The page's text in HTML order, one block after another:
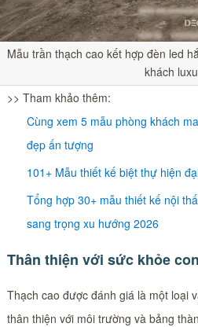
Mẫu trần thạch cao kết hợp đèn led
khách
>> Tham khảo thêm:
Cùng xem 5 mẫu phòng khách
đẹp ấn tượng
101+ Mẫu thiết kế biệt thự hiện
Tổng hợp 30+ mẫu thiết kế nội
sang trọng xu hướng 2026
Thân thiện với sức khỏe
Thạch cao được đánh giá là một loại
thân thiện với môi trường và bảng